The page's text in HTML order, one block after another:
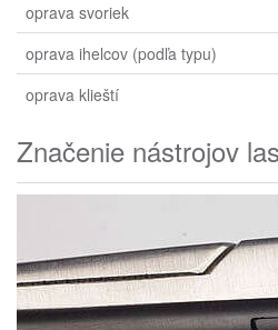
oprava svoriek
oprava ihelcov (podľa typu)
oprava klieští
Značenie nástrojov